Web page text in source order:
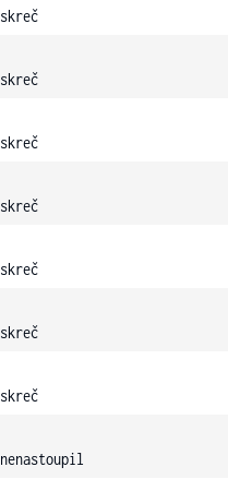
skreč
skreč
skreč
skreč
skreč
skreč
skreč
nenastoupil